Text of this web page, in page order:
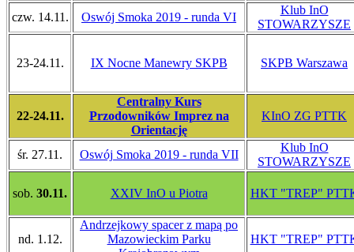
czw. 14.11. Oswój Smoka 2019 - runda VI
Klub InO
STOWARZYSZE
23-24.11. IX Nocne Manewry SKPB SKPB Warszawa
22-24.11.
Centralny Kurs
Przodowników Imprez na
Orientację
KInO ZG PTTK
śr. 27.11. Oswój Smoka 2019 - runda VII
Klub InO
STOWARZYSZE
sob. 30.11. XXIV InO u Piotra HKT "TREP"
nd. 1.12.
Andrzejkowy spacer z mapą po
Mazowieckim Parku
HKT "TREP"